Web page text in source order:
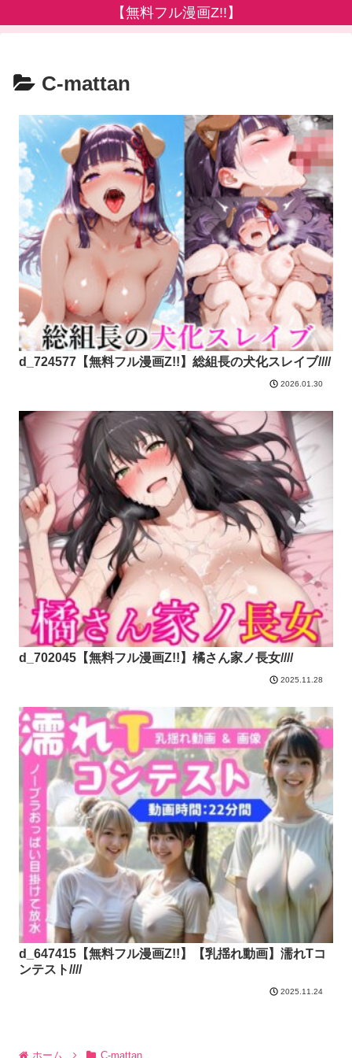
【無料フル漫画Z!!】
C-mattan
d_724577【無料フル漫画Z!!】総組長の犬化スレイブ////
2026.01.30
d_702045【無料フル漫画Z!!】橘さん家ノ長女////
2025.11.28
d_647415【無料フル漫画Z!!】【乳揺れ動画】濡れTコ
ンテスト////
2025.11.24
ホーム C-mattan